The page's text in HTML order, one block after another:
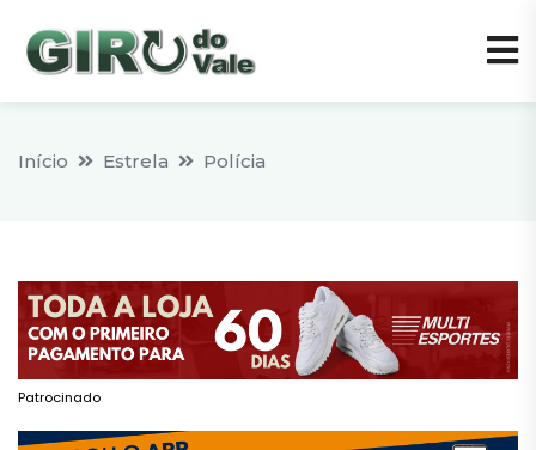
Início Estrela Polícia
Patrocinado